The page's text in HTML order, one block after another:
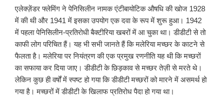
एलेक्ज़ेंडर फ्लेमिंग ने पेनिसिलीन नामक एंटीबायोटिक औषधि की खोज 1928
में की थी और 1941 में इसका उपयोग एक दवा के रूप में शुरू हुआ। 1942
में पहला पेनिसिलीन-प्रतिरोधी बैक्टीरिया खबरों में आ चुका था। डीडीटी से तो
काफी लोग परिचित हैं। यह भी सभी जानते हैं कि मलेरिया मच्छर के काटने से
फैलता है। मलेरिया पर नियंत्रण की एक प्रमुख रणनीति यह थी कि मच्छरों
का सफाया कर दिया जाए। डीडीटी के छिड़काव से मच्छर तेज़ी से मरते थे।
लेकिन कुछ ही वर्षों में स्पष्ट हो गया कि डीडीटी मच्छरों को मारने में असमर्थ हो
गया है। मच्छरों में डीडीटी के खिलाफ प्रतिरोध पैदा हो गया था।